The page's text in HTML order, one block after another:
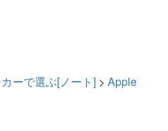
ーで選ぶ[ノート] > Apple